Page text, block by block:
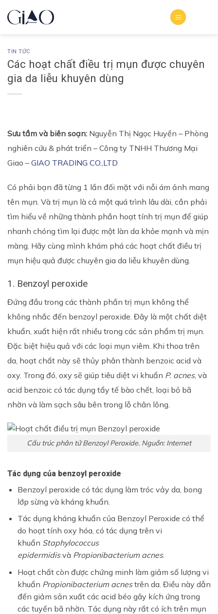
qua
TIN TỨC
Các hoạt chất điều trị mụn được chuyên
gia da liễu khuyên dùng
Sưu tầm và biên soạn: Nguyễn Thị Ngọc Huyền – Phòng
nghiên cứu & phát triển – Công ty TNHH Thương Mại
Giao – GIAO TRADING CO.,LTD
Có phải bạn đã từng 1 lần đối mặt với nỗi ám ảnh mang
tên mụn. Và trị mụn là cả một quá trình lâu dài, cần phải
tìm hiểu về những thành phần hoạt tính trị mụn để giúp
nhanh chóng tìm lại được một làn da khỏe mạnh và mịn
màng. Hãy cùng mình khám phá các hoạt chất điều trị
mụn hiệu quả được chuyên gia da liễu khuyên dùng.
1. Benzoyl peroxide
Đứng đầu trong các thành phần trị mụn không thể
không nhắc đến benzoyl peroxide. Đây là một chất diệt
khuẩn, xuất hiện rất nhiều trong các sản phẩm trị mụn.
Đặc biệt hiệu quả với các loại mụn viêm. Khi thoa trên
da, hoạt chất này sẽ thủy phân thành benzoic acid và
oxy. Trong đó, oxy sẽ giúp tiêu diệt vi khuẩn P. acnes, và
acid benzoic có tác dụng tẩy tế bào chết, loại bỏ bã
nhờn và làm sạch sâu bên trong lỗ chân lông.
Cấu trúc phân tử Benzoyl Peroxide. Nguồn: Internet
Tác dụng của benzoyl peroxide
Benzoyl peroxide có tác dụng làm tróc vảy da, bong
lớp sừng và kháng khuẩn.
Tác dụng kháng khuẩn của Benzoyl Peroxide có thể
do hoạt tính oxy hóa, có tác dụng trên vi
khuẩn Staphylococcus
epidermidisvà Propionibacterium acnes.
Hoạt chất còn được chứng minh làm giảm số lượng vi
khuẩn Propionibacterium acnestrên da. Điều này dẫn
đến giảm sản xuất các acid béo gây kích ứng trong
các tuyến bã nhờn. Tác dụng này rất có ích trên mụn